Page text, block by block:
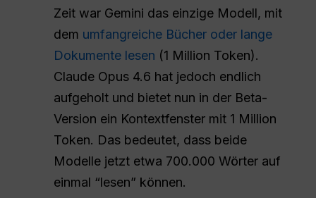
Zeit war Gemini das einzige Modell, mit
dem umfangreiche Bücher oder lange
Dokumente lesen (1 Million Token).
Claude Opus 4.6 hat jedoch endlich
aufgeholt und bietet nun in der Beta-
Version ein Kontextfenster mit 1 Million
Token. Das bedeutet, dass beide
Modelle jetzt etwa 700.000 Wörter auf
einmal “lesen” können.